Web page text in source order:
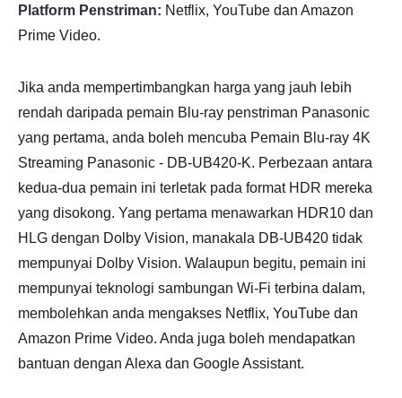
Platform Penstriman: Netflix, YouTube dan Amazon
Prime Video.
Jika anda mempertimbangkan harga yang jauh lebih
rendah daripada pemain Blu-ray penstriman Panasonic
yang pertama, anda boleh mencuba Pemain Blu-ray 4K
Streaming Panasonic - DB-UB420-K. Perbezaan antara
kedua-dua pemain ini terletak pada format HDR mereka
yang disokong. Yang pertama menawarkan HDR10 dan
HLG dengan Dolby Vision, manakala DB-UB420 tidak
mempunyai Dolby Vision. Walaupun begitu, pemain ini
mempunyai teknologi sambungan Wi-Fi terbina dalam,
membolehkan anda mengakses Netflix, YouTube dan
Amazon Prime Video. Anda juga boleh mendapatkan
bantuan dengan Alexa dan Google Assistant.